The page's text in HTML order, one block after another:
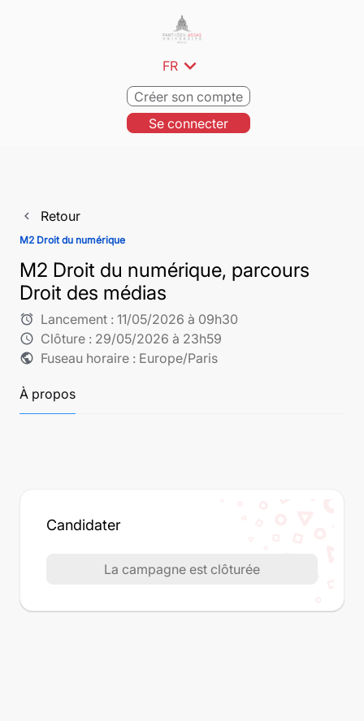
FRexpand_more
Créer son compte
Se connecter
navigate_before Retour
M2 Droit du numérique
M2 Droit du numérique, parcours
Droit des médias
alarm Lancement : 11/05/2026 à 09h30
schedule Clôture : 29/05/2026 à 23h59
public Fuseau horaire : Europe/Paris
À propos
Candidater
La campagne est clôturée